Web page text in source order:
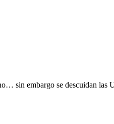
sin embargo se descuidan las